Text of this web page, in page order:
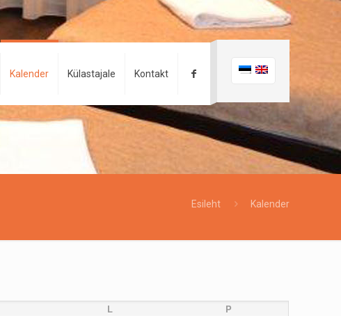
Kalender Külastajale Kontakt
Esileht Kalender
L P